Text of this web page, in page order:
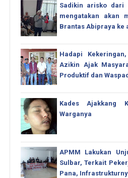
Sadikin arisko dari
mengatakan akan
Brantas Abipraya ke
Hadapi
Azikin Ajak
Produktif dan
Kades Ajakkang
Warganya
APMM Lakukan
Sulbar, Terkait
Pana,